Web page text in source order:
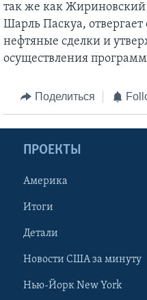
так же как
Шарль Паскуа,
нефтяные сделки и
осуществления
Поделиться
ПРОЕКТЫ
Америка
Итоги
Детали
Новости США за минуту
Нью-Йорк New York